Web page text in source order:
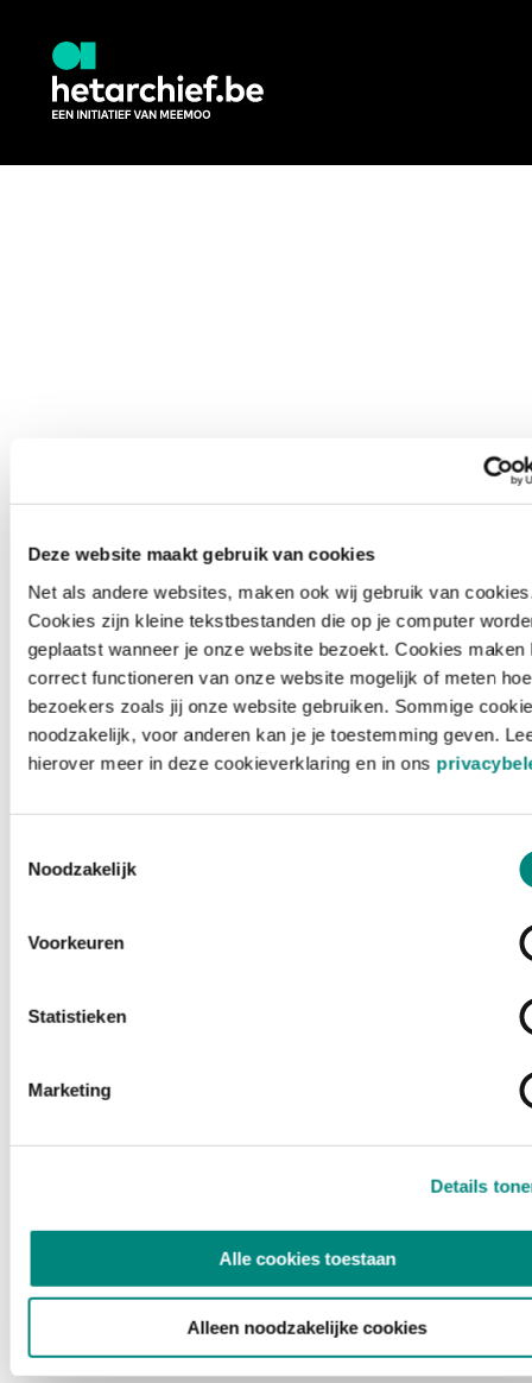
Deze website maakt gebruik van cookies
Net als andere websites, maken ook wij gebruik van
Cookies zijn kleine tekstbestanden die op je computer
geplaatst wanneer je onze website bezoekt. Cookies maken
correct functioneren van onze website mogelijk of meten hoe
bezoekers zoals jij onze website gebruiken. Sommige
noodzakelijk, voor anderen kan je je toestemming geven.
hierover meer in deze cookieverklaring en in ons
Noodzakelijk
Voorkeuren
Statistieken
Marketing
Details
Alle cookies toestaan
Alleen noodzakelijke cookies